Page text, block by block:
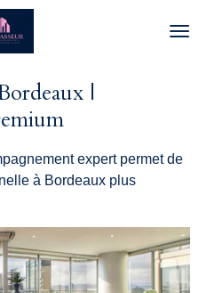
|
expert permet de
à Bordeaux plus